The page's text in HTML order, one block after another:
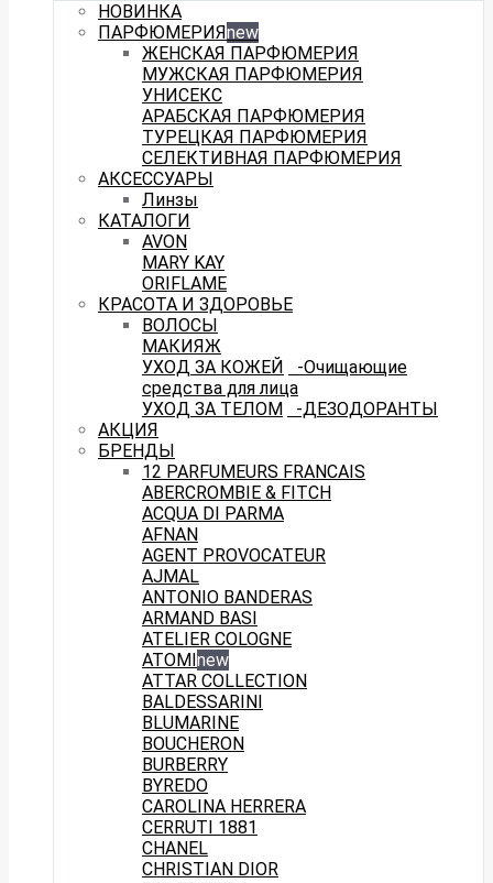
НОВИНКА
ПАРФЮМЕРИЯnew
ЖЕНСКАЯ ПАРФЮМЕРИЯ
МУЖСКАЯ ПАРФЮМЕРИЯ
УНИСЕКС
АРАБСКАЯ ПАРФЮМЕРИЯ
ТУРЕЦКАЯ ПАРФЮМЕРИЯ
СЕЛЕКТИВНАЯ ПАРФЮМЕРИЯ
АКСЕССУАРЫ
Линзы
КАТАЛОГИ
AVON
MARY KAY
ORIFLAME
КРАСОТА И ЗДОРОВЬЕ
ВОЛОСЫ
МАКИЯЖ
УХОД ЗА КОЖЕЙ
-Очищающие
средства для лица
УХОД ЗА ТЕЛОМ
-ДЕЗОДОРАНТЫ
АКЦИЯ
БРЕНДЫ
12 PARFUMEURS FRANCAIS
ABERCROMBIE & FITCH
ACQUA DI PARMA
AFNAN
AGENT PROVOCATEUR
AJMAL
ANTONIO BANDERAS
ARMAND BASI
ATELIER COLOGNE
ATOMI new
ATTAR COLLECTION
BALDESSARINI
BLUMARINE
BOUCHERON
BURBERRY
BYREDO
CAROLINA HERRERA
CERRUTI 1881
CHANEL
CHRISTIAN DIOR